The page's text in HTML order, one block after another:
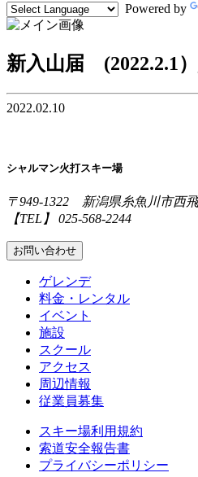
Powered by
新入山届 (2022.2.1）
2022.02.10
シャルマン火打スキー場
〒949-1322 新潟県糸魚川市西飛
【TEL】 025-568-2244
お問い合わせ
ゲレンデ
料金・レンタル
イベント
施設
スクール
アクセス
周辺情報
従業員募集
スキー場利用規約
索道安全報告書
プライバシーポリシー